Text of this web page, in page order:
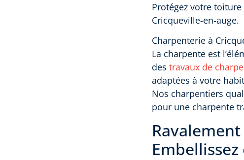
Protégez votre
Cricqueville-en-auge.
Charpenterie à
La charpente est
des travaux de
adaptées à votre
Nos charpentiers
pour une charpente